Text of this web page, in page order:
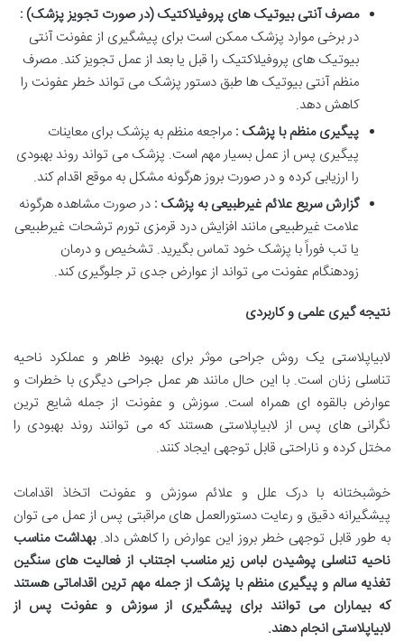
مصرف آنتی بیوتیک های پروفیلاکتیک (در صورت تجویز پزشک) :
در برخی موارد پزشک ممکن است برای پیشگیری از عفونت آنتی
بیوتیک های پروفیلاکتیک را قبل یا بعد از عمل تجویز کند. مصرف
منظم آنتی بیوتیک ها طبق دستور پزشک می تواند خطر عفونت را
کاهش دهد.
پیگیری منظم با پزشک : مراجعه منظم به پزشک برای معاینات
پیگیری پس از عمل بسیار مهم است. پزشک می تواند روند بهبودی
را ارزیابی کرده و در صورت بروز هرگونه مشکل به موقع اقدام کند.
گزارش سریع علائم غیرطبیعی به پزشک : در صورت مشاهده هرگونه
علامت غیرطبیعی مانند افزایش درد قرمزی تورم ترشحات غیرطبیعی
یا تب فوراً با پزشک خود تماس بگیرید. تشخیص و درمان
زودهنگام عفونت می تواند از عوارض جدی تر جلوگیری کند.
نتیجه گیری علمی و کاربردی
لابیاپلاستی یک روش جراحی موثر برای بهبود ظاهر و عملکرد ناحیه
تناسلی زنان است. با این حال مانند هر عمل جراحی دیگری با خطرات و
عوارض بالقوه ای همراه است. سوزش و عفونت از جمله شایع ترین
نگرانی های پس از لابیاپلاستی هستند که می توانند روند بهبودی را
مختل کرده و ناراحتی قابل توجهی ایجاد کنند.
خوشبختانه با درک علل و علائم سوزش و عفونت اتخاذ اقدامات
پیشگیرانه دقیق و رعایت دستورالعمل های مراقبتی پس از عمل می توان
به طور قابل توجهی خطر بروز این عوارض را کاهش داد.بهداشت مناسب
ناحیه تناسلی پوشیدن لباس زیر مناسب اجتناب از فعالیت های سنگین
تغذیه سالم و پیگیری منظم با پزشک از جمله مهم ترین اقداماتی هستند
که بیماران می توانند برای پیشگیری از سوزش و عفونت پس از
لابیاپلاستی انجام دهند.